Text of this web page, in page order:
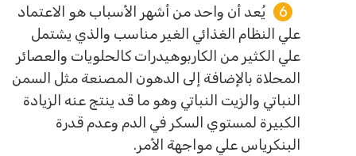
يُعد أن واحد من أشهر الأسباب هو الاعتماد
علي النظام الغذائي الغير مناسب والذي يشتمل
علي الكثير من الكاربوهيدرات كالحلويات والعصائر
المحلاة بالإضافة إلى الدهون المصنعة مثل السمن
النباتي والزيت النباتي وهو ما قد ينتج عنه الزيادة
الكبيرة لمستوي السكر في الدم وعدم قدرة
البنكرياس علي مواجهة الأمر.